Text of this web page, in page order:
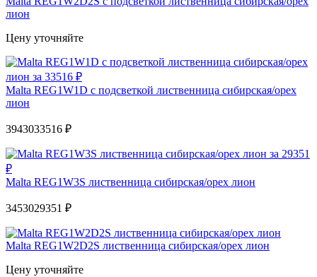
лион
Цену уточняйте
Malta REG1W1D с подсветкой лиственница сибирская/орех
лион
3943033516 ₽
Malta REG1W3S лиственница сибирская/орех лион
3453029351 ₽
Malta REG1W2D2S лиственница сибирская/орех лион
Цену уточняйте